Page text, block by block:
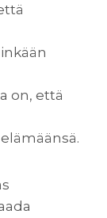
on, että